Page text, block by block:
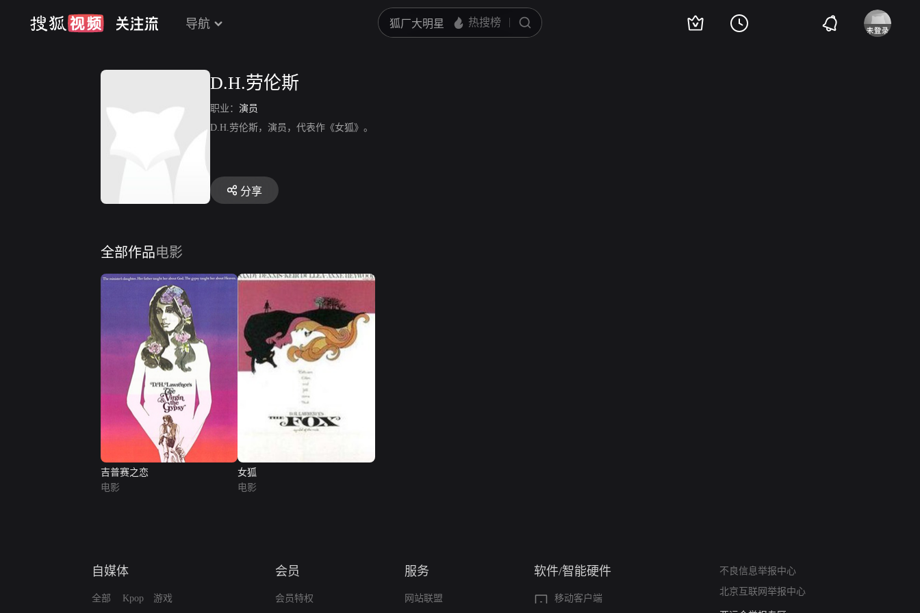
导航
D.H.劳伦斯
职业： 演员
D.H.劳伦斯，演员，代表作《女狐》。
分享
全部作品电影
吉普赛之恋
电影
女狐
电影
自媒体
全部 Kpop 游戏
会员
会员特权
服务
网站联盟
软件/智能硬件
移动客户端
不良信息举报中心
北京互联网举报中心
算法推荐专项举报